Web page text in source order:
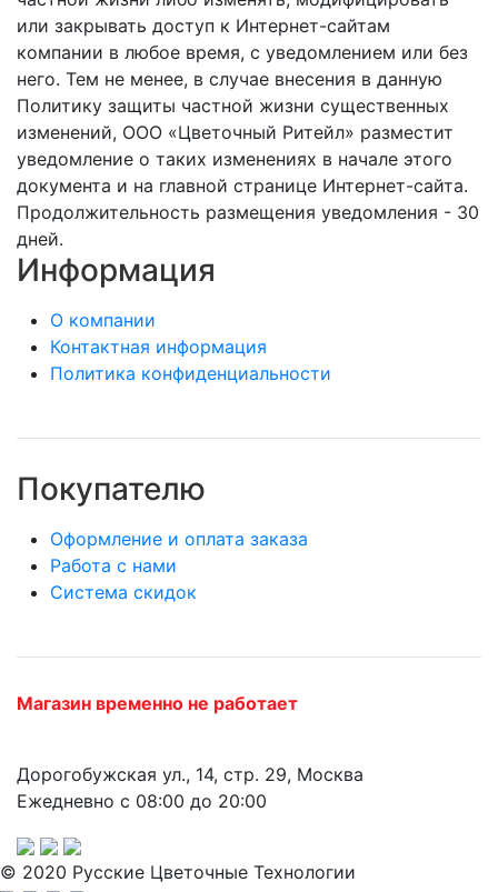
или закрывать доступ к Интернет-сайтам
компании в любое время, с уведомлением или без
него. Тем не менее, в случае внесения в данную
Политику защиты частной жизни существенных
изменений, ООО «Цветочный Ритейл» разместит
уведомление о таких изменениях в начале этого
документа и на главной странице Интернет-сайта.
Продолжительность размещения уведомления - 30
дней.
Информация
О компании
Контактная информация
Политика конфиденциальности
Покупателю
Оформление и оплата заказа
Работа с нами
Система скидок
Магазин временно не работает
Дорогобужская ул., 14, стр. 29, Москва
Ежедневно с 08:00 до 20:00
© 2020 Русские Цветочные Технологии